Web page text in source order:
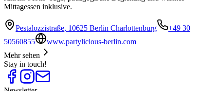
Mittagessen inklusive.
Pestalozzistraße, 10625 Berlin Charlottenburg
+49 30
50560855
www.partylicious-berlin.com
Mehr sehen
Stay in touch!